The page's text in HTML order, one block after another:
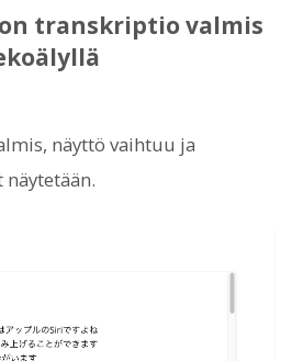
transkriptio valmis
näyttö vaihtuu ja